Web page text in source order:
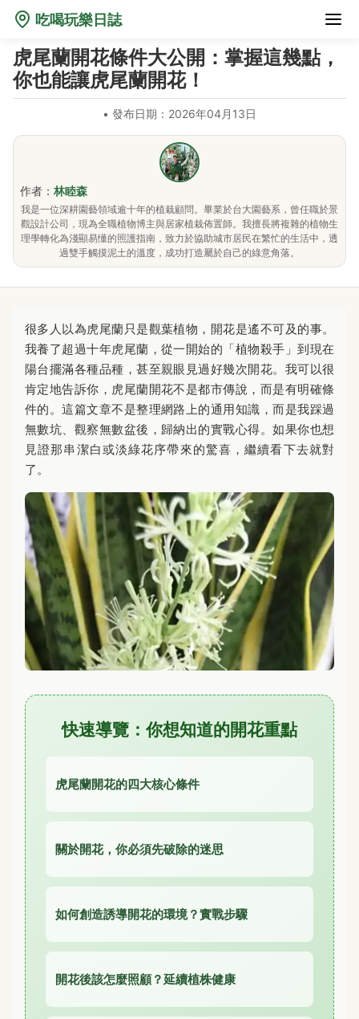
吃喝玩樂日誌
虎尾蘭開花條件大公開：掌握這幾點，
你也能讓虎尾蘭開花！
• 發布日期：2026年04月13日
作者： 林睦森
我是一位深耕園藝領域逾十年的植栽顧問。畢業於台大園藝系，曾任職於景
觀設計公司，現為全職植物博主與居家植栽佈置師。我擅長將複雜的植物生
理學轉化為淺顯易懂的照護指南，致力於協助城市居民在繁忙的生活中，透
過雙手觸摸泥土的溫度，成功打造屬於自己的綠意角落。
很多人以為虎尾蘭只是觀葉植物，開花是遙不可及的事。
我養了超過十年虎尾蘭，從一開始的「植物殺手」到現在
陽台擺滿各種品種，甚至親眼見過好幾次開花。我可以很
肯定地告訴你，虎尾蘭開花不是都市傳說，而是有明確條
件的。這篇文章不是整理網路上的通用知識，而是我踩過
無數坑、觀察無數盆後，歸納出的實戰心得。如果你也想
見證那串潔白或淡綠花序帶來的驚喜，繼續看下去就對
了。
快速導覽：你想知道的開花重點
虎尾蘭開花的四大核心條件
關於開花，你必須先破除的迷思
如何創造誘導開花的環境？實戰步驟
開花後該怎麼照顧？延續植株健康